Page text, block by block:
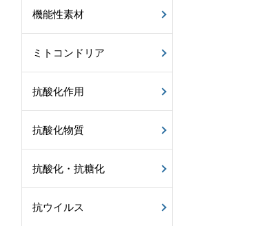
機能性素材
ミトコンドリア
抗酸化作用
抗酸化物質
抗酸化・抗糖化
抗ウイルス